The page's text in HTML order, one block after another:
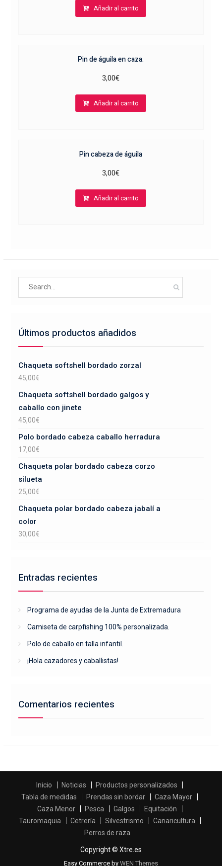
Añadir al carrito
Pin de águila en caza.
3,00€
Añadir al carrito
Pin cabeza de águila
3,00€
Añadir al carrito
Search
Últimos productos añadidos
Chaqueta softshell bordado zorzal
45,00€
Chaqueta softshell bordado galgos y
caballo con jinete
45,00€
Polo bordado cabeza caballo herradura
17,00€
Chaqueta polar bordado cabeza corzo
silueta
25,00€
Chaqueta polar bordado cabeza jabalí a
color
30,00€
Entradas recientes
Programa de ayudas de la Junta de Extremadura
Camiseta de carpfishing 100% personalizada.
Polo de caballo en talla infantil.
¡Hola cazadores y caballistas!
Comentarios recientes
Inicio Noticias
Productos personalizados
Tabla de medidas
Prendas sin bordar
Caza Mayor
Caza Menor
Pesca Galgos
Equitación
Tauromaquia
Cetrería Silvestrismo
Canaricultura
Perros de raza
Copyright © Xtre.es
Easy Commerce by WEN Themes